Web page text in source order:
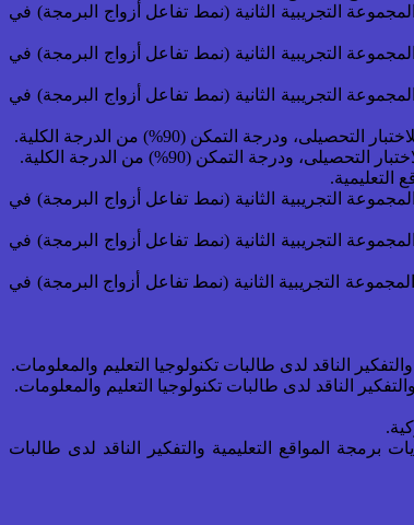
وطالبات المجموعة التجريبية الثانية (نمط تفاعل أزواج البرمجة) في
وطالبات المجموعة التجريبية الثانية (نمط تفاعل أزواج البرمجة) في
وطالبات المجموعة التجريبية الثانية (نمط تفاعل أزواج البرمجة) في
وطالبات المجموعة التجريبية الثانية (نمط تفاعل أزواج البرمجة) في
وطالبات المجموعة التجريبية الثانية (نمط تفاعل أزواج البرمجة) في
وطالبات المجموعة التجريبية الثانية (نمط تفاعل أزواج البرمجة) في
برمجة المواقع التعليمية والتفكير الناقد لدى طالبات